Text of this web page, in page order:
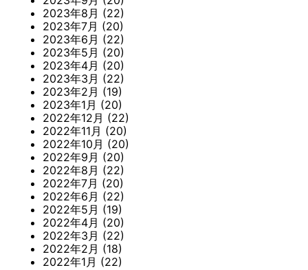
2023年8月 (22)
2023年7月 (20)
2023年6月 (22)
2023年5月 (20)
2023年4月 (20)
2023年3月 (22)
2023年2月 (19)
2023年1月 (20)
2022年12月 (22)
2022年11月 (20)
2022年10月 (20)
2022年9月 (20)
2022年8月 (22)
2022年7月 (20)
2022年6月 (22)
2022年5月 (19)
2022年4月 (20)
2022年3月 (22)
2022年2月 (18)
2022年1月 (22)